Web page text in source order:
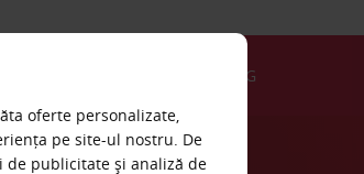
BLOG
oferte personalizate,
pe site-ul nostru. De
de publicitate și analiză de